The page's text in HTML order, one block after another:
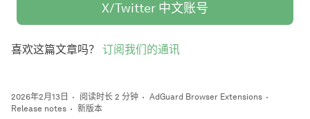
X/Twitter 中文账号
喜欢这篇文章吗？ 订阅我们的通讯
2026年2月13日 阅读时长 2 分钟
AdGuard Browser Extensions
Release notes
新版本